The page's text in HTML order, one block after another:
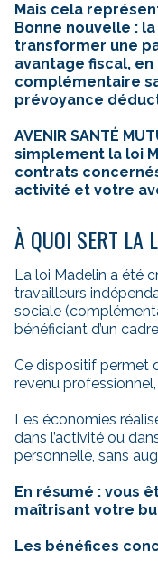
Mais cela
Bonne nouvelle :
transformer une
avantage fiscal,
complémentaire
prévoyance
AVENIR SANTÉ
simplement la loi
contrats
activité et votre
À QUOI SERT LA
La loi Madelin a été
travailleurs
sociale
bénéficiant d’un
Ce dispositif permet
revenu
Les économies
dans l’activité ou
personnelle, sans
En résumé : vous
maîtrisant votre
Les bénéfices